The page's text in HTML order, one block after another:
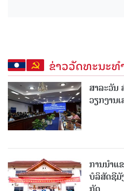
ຂ່າວວັດທະນະທ
ສາລະວັນ
ວຽກງານ
ການນຳແ
ບໍ​ລິ​ສັດຊີມັ